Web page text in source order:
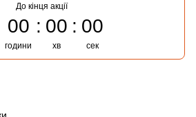
До кінця акції
00
години
00
хв
00
сек